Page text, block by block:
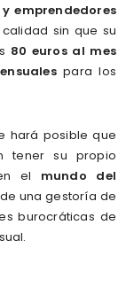
emprendedores
sin que su
80 euros al mes
para los
hará posible que
tener su propio
el mundo del
una gestoría de
burocráticas de